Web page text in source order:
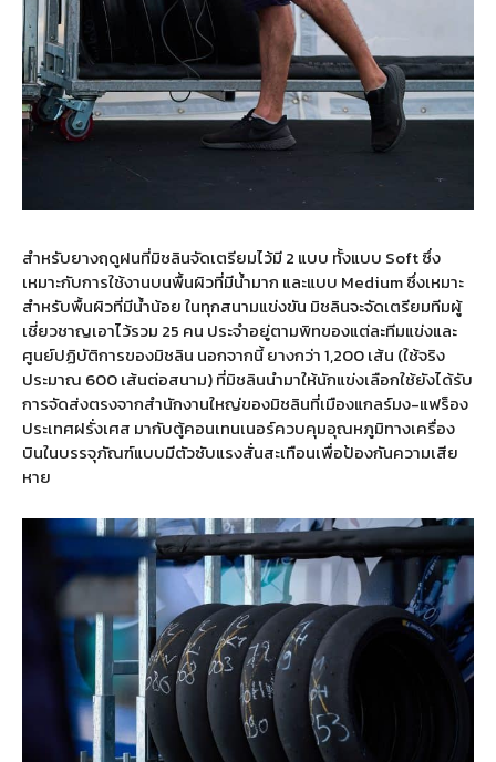
สำหรับยางฤดูฝนที่มิชลินจัดเตรียมไว้มี 2 แบบ ทั้งแบบ Soft ซึ่ง
เหมาะกับการใช้งานบนพื้นผิวที่มีน้ำมาก และแบบ Medium ซึ่งเหมาะ
สำหรับพื้นผิวที่มีน้ำน้อย ในทุกสนามแข่งขัน มิชลินจะจัดเตรียมทีมผู้
เชี่ยวชาญเอาไว้รวม 25 คน ประจำอยู่ตามพิทของแต่ละทีมแข่งและ
ศูนย์ปฏิบัติการของมิชลิน นอกจากนี้ ยางกว่า 1,200 เส้น (ใช้จริง
ประมาณ 600 เส้นต่อสนาม) ที่มิชลินนำมาให้นักแข่งเลือกใช้ยังได้รับ
การจัดส่งตรงจากสำนักงานใหญ่ของมิชลินที่เมืองแกลร์มง-แฟร็อง
ประเทศฝรั่งเศส มากับตู้คอนเทนเนอร์ควบคุมอุณหภูมิทางเครื่อง
บินในบรรจุภัณฑ์แบบมีตัวซับแรงสั่นสะเทือนเพื่อป้องกันความเสีย
หาย